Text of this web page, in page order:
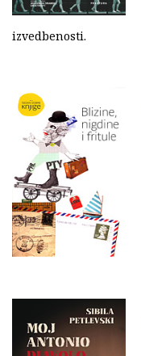
izvedbenosti.